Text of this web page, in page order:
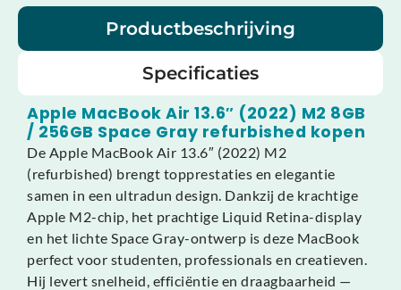
Productbeschrijving
Specificaties
Apple MacBook Air 13.6″ (2022) M2 8GB
/ 256GB Space Gray refurbished kopen
De Apple MacBook Air 13.6″ (2022) M2
(refurbished) brengt topprestaties en elegantie
samen in een ultradun design. Dankzij de krachtige
Apple M2-chip, het prachtige Liquid Retina-display
en het lichte Space Gray-ontwerp is deze MacBook
perfect voor studenten, professionals en creatieven.
Hij levert snelheid, efficiëntie en draagbaarheid —